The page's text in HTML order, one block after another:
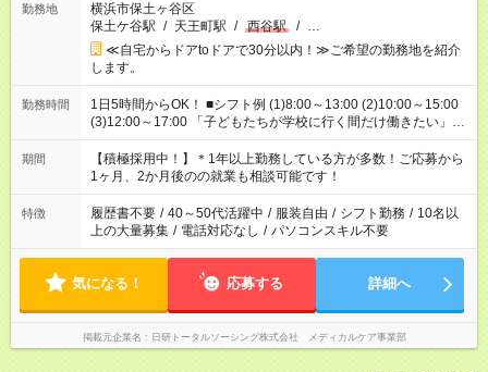
勤務地
横浜市保土ヶ谷区
保土ケ谷駅 / 天王町駅 / 西谷駅 / …
≪自宅からドアtoドアで30分以内！≫ご希望の勤務地を紹介
します。
勤務時間
1日5時間からOK！ ■シフト例 (1)8:00～13:00 (2)10:00～15:00
(3)12:00～17:00 「子どもたちが学校に行く間だけ働きたい」
「余裕を持って夕飯の準備がしたい」 「午前中は働いて、午後
はプライベートの時間にしたい」 など、ご希望を教えてくださ
いね。 ※Wワーク希望の方へ 今ご覧のお仕事で希望する勤務時
間と、もう1つのお仕事の勤務時間。 合計で週40時間を超える
場合は応募できません。
期間
【積極採用中！】＊1年以上勤務している方が多数！ご応募から
1ヶ月、2か月後のの就業も相談可能です！
特徴 履歴書不要 / 40～50代活躍中 / 服装自由 / シフト勤務 / 10名以
上の大量募集 / 電話対応なし / パソコンスキル不要
気になる！ 応募する 詳細へ
掲載元企業名 日研トータルソーシング株式会社 メディカルケア事業部